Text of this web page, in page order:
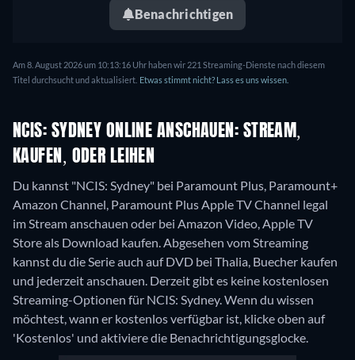
Benachrichtigen
Am 8. August 2026 um 10:13:16 Uhr haben wir 221 Streaming-Dienste nach diesem
Titel durchsucht und aktualisiert. Etwas stimmt nicht? Lass es uns wissen.
NCIS: SYDNEY ONLINE ANSCHAUEN: STREAM,
KAUFEN, ODER LEIHEN
Du kannst "NCIS: Sydney" bei Paramount Plus, Paramount+
Amazon Channel, Paramount Plus Apple TV Channel legal
im Stream anschauen oder bei Amazon Video, Apple TV
Store als Download kaufen.Abgesehen vom Streaming
kannst du die Serie auch auf DVD bei Thalia, Buecher kaufen
und jederzeit anschauen. Derzeit gibt es keine kostenlosen
Streaming-Optionen für NCIS: Sydney. Wenn du wissen
möchtest, wann er kostenlos verfügbar ist, klicke oben auf
'Kostenlos' und aktiviere die Benachrichtigungsglocke.